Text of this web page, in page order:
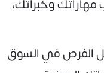
وخبراتك،
الفرص في السوق